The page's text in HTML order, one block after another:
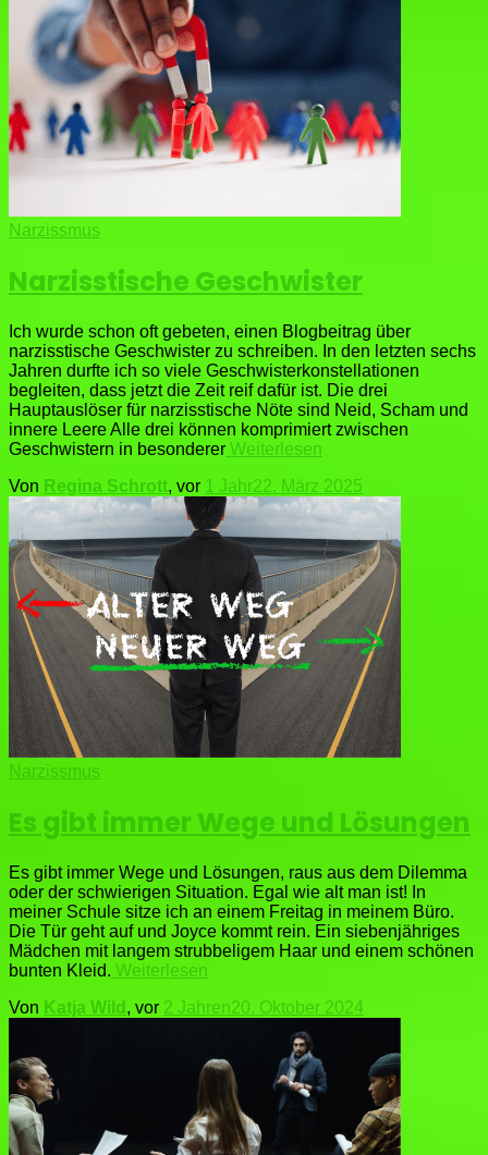
Narzissmus
Narzisstische Geschwister
Ich wurde schon oft gebeten, einen Blogbeitrag über
narzisstische Geschwister zu schreiben. In den letzten sechs
Jahren durfte ich so viele Geschwisterkonstellationen
begleiten, dass jetzt die Zeit reif dafür ist. Die drei
Hauptauslöser für narzisstische Nöte sind Neid, Scham und
innere Leere Alle drei können komprimiert zwischen
Geschwistern in besonderer Weiterlesen
Von Regina Schrott, vor 1 Jahr22. März 2025
Narzissmus
Es gibt immer Wege und Lösungen
Es gibt immer Wege und Lösungen, raus aus dem Dilemma
oder der schwierigen Situation. Egal wie alt man ist! In
meiner Schule sitze ich an einem Freitag in meinem Büro.
Die Tür geht auf und Joyce kommt rein. Ein siebenjähriges
Mädchen mit langem strubbeligem Haar und einem schönen
bunten Kleid. Weiterlesen
Von Katja Wild , vor 2 Jahren20. Oktober 2024